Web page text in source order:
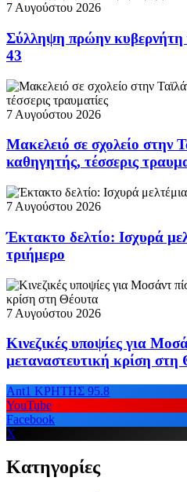
7 Αυγούστου 2026
Σύλληψη πρώην κυβερνήτη
43
7 Αυγούστου 2026
Μακελειό σε σχολείο στην
καθηγητής, τέσσερις
7 Αυγούστου 2026
Έκτακτο δελτίο: Ισχυρά
τριήμερο
7 Αυγούστου 2026
Κινεζικές υποψίες για
μεταναστευτική κρίση στη
Ant1 ΚΡΗΤΗΣ 95.8
YouTube
Facebook
X
Κατηγορίες